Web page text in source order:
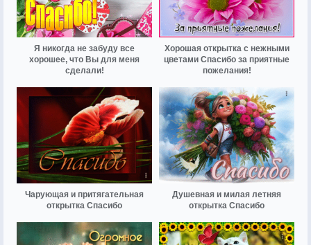
Я никогда не забуду все
хорошее, что Вы для меня
сделали!
Хорошая открытка с нежными
цветами Спасибо за приятные
пожелания!
Чарующая и притягательная
открытка Спасибо
Душевная и милая летняя
открытка Спасибо